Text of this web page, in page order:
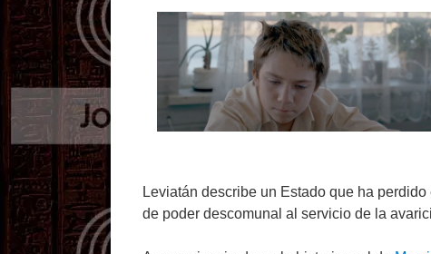
Leviatán describe un Estado que ha
de poder descomunal al servicio de la